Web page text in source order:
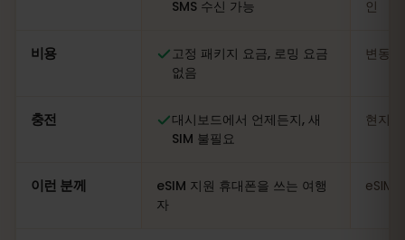
SMS 수신 가능 인
비용
고정 패키지 요금, 로밍 요금
없음
변동
충전
대시보드에서 언제든지, 새
SIM 불필요
현지
이런 분께
eSIM 지원 휴대폰을 쓰는 여행
자
eSIM